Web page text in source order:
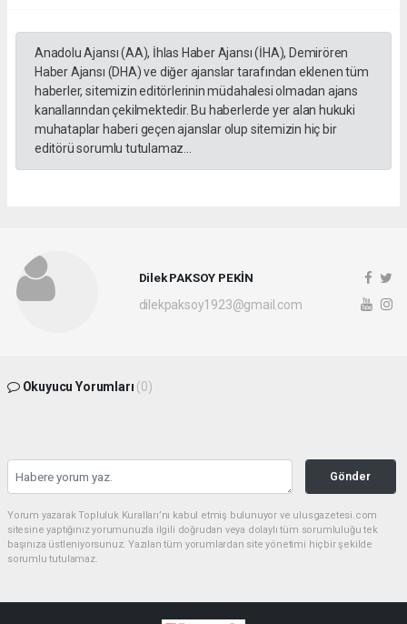
Anadolu Ajansı (AA), İhlas Haber Ajansı (İHA), Demirören
Haber Ajansı (DHA) ve diğer ajanslar tarafından eklenen tüm
haberler, sitemizin editörlerinin müdahalesi olmadan ajans
kanallarından çekilmektedir. Bu haberlerde yer alan hukuki
muhataplar haberi geçen ajanslar olup sitemizin hiç bir
editörü sorumlu tutulamaz...
Dilek PAKSOY PEKİN
dilekpaksoy1923@gmail.com
Okuyucu Yorumları (0)
Gönder
Yorum yazarak Topluluk Kuralları’nı kabul etmiş bulunuyor ve ulusgazetesi.com
sitesine yaptığınız yorumunuzla ilgili doğrudan veya dolaylı tüm sorumluluğu tek
başınıza üstleniyorsunuz. Yazılan tüm yorumlardan site yönetimi hiçbir şekilde
sorumlu tutulamaz.